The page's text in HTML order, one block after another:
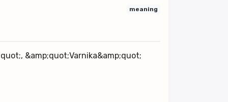
meaning
&amp;quot;Varnika&amp;quot;